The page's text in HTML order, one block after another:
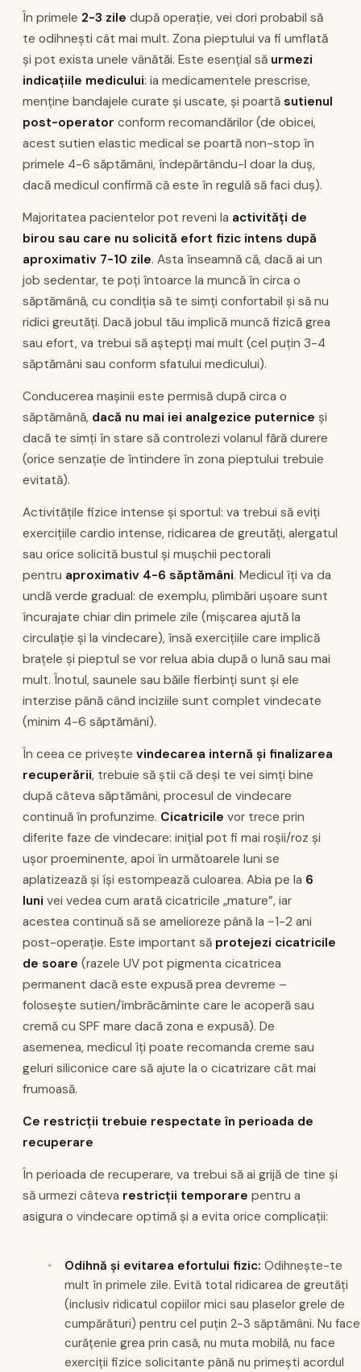
În primele 2-3 zile după operație, vei dori probabil să
te odihnești cât mai mult. Zona pieptului va fi umflată
și pot exista unele vânătăi. Este esențial să urmezi
indicațiile medicului: ia medicamentele prescrise,
menține bandajele curate și uscate, și poartă sutienul
post-operator conform recomandărilor (de obicei,
acest sutien elastic medical se poartă non-stop în
primele 4-6 săptămâni, îndepărtându-l doar la duș,
dacă medicul confirmă că este în regulă să faci duș).
Majoritatea pacientelor pot reveni la activități de
birou sau care nu solicită efort fizic intens după
aproximativ 7-10 zile. Asta înseamnă că, dacă ai un
job sedentar, te poți întoarce la muncă în circa o
săptămână, cu condiția să te simți confortabil și să nu
ridici greutăți. Dacă jobul tău implică muncă fizică grea
sau efort, va trebui să aștepți mai mult (cel puțin 3-4
săptămâni sau conform sfatului medicului).
Conducerea mașinii este permisă după circa o
săptămână, dacă nu mai iei analgezice puternice și
dacă te simți în stare să controlezi volanul fără durere
(orice senzație de întindere în zona pieptului trebuie
evitată).
Activitățile fizice intense și sportul: va trebui să eviți
exercițiile cardio intense, ridicarea de greutăți, alergatul
sau orice solicită bustul și mușchii pectorali
pentru aproximativ 4-6 săptămâni. Medicul îți va da
undă verde gradual: de exemplu, plimbări ușoare sunt
încurajate chiar din primele zile (mișcarea ajută la
circulație și la vindecare), însă exercițiile care implică
brațele și pieptul se vor relua abia după o lună sau mai
mult. Înotul, saunele sau băile fierbinți sunt și ele
interzise până când inciziile sunt complet vindecate
(minim 4-6 săptămâni).
În ceea ce privește vindecarea internă și finalizarea
recuperării, trebuie să știi că deși te vei simți bine
după câteva săptămâni, procesul de vindecare
continuă în profunzime. Cicatricile vor trece prin
diferite faze de vindecare: inițial pot fi mai roșii/roz și
ușor proeminente, apoi în următoarele luni se
aplatizează și își estompează culoarea. Abia pe la 6
luni vei vedea cum arată cicatricile „mature”, iar
acestea continuă să se amelioreze până la ~1-2 ani
post-operație. Este important să protejezi cicatricile
de soare (razele UV pot pigmenta cicatricea
permanent dacă este expusă prea devreme –
folosește sutien/îmbrăcăminte care le acoperă sau
cremă cu SPF mare dacă zona e expusă). De
asemenea, medicul îți poate recomanda creme sau
geluri siliconice care să ajute la o cicatrizare cât mai
frumoasă.
Ce restricții trebuie respectate în perioada de
recuperare
În perioada de recuperare, va trebui să ai grijă de tine și
să urmezi câteva restricții temporare pentru a
asigura o vindecare optimă și a evita orice complicații:
Odihnă și evitarea efortului fizic: Odihnește-te
mult în primele zile. Evită total ridicarea de greutăți
(inclusiv ridicatul copiilor mici sau plaselor grele de
cumpărături) pentru cel puțin 2-3 săptămâni. Nu face
curățenie grea prin casă, nu muta mobilă, nu face
exerciții fizice solicitante până nu primești acordul